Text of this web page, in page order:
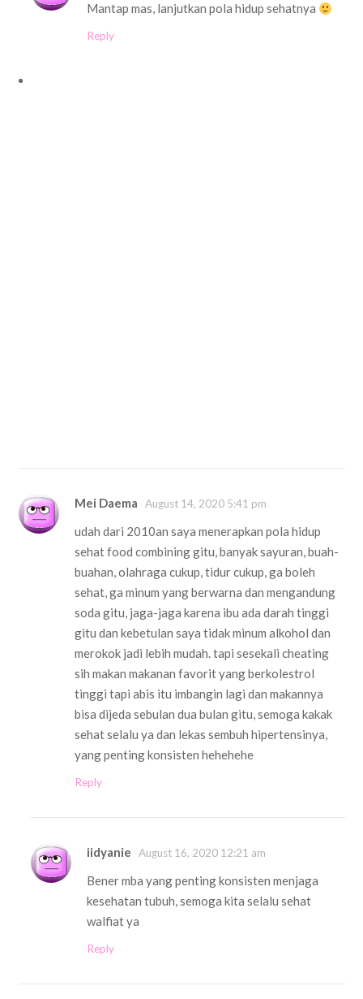
Mantap mas, lanjutkan pola hidup sehatnya
Reply
Mei Daema August 14, 2020 5:41 pm
udah dari 2010an saya menerapkan pola hidup
sehat food combining gitu, banyak sayuran, buah-
buahan, olahraga cukup, tidur cukup, ga boleh
sehat, ga minum yang berwarna dan mengandung
soda gitu, jaga-jaga karena ibu ada darah tinggi
gitu dan kebetulan saya tidak minum alkohol dan
merokok jadi lebih mudah. tapi sesekali cheating
sih makan makanan favorit yang berkolestrol
tinggi tapi abis itu imbangin lagi dan makannya
bisa dijeda sebulan dua bulan gitu, semoga kakak
sehat selalu ya dan lekas sembuh hipertensinya,
yang penting konsisten hehehehe
Reply
iidyanie August 16, 2020 12:21 am
Bener mba yang penting konsisten menjaga
kesehatan tubuh, semoga kita selalu sehat
walfiat ya
Reply